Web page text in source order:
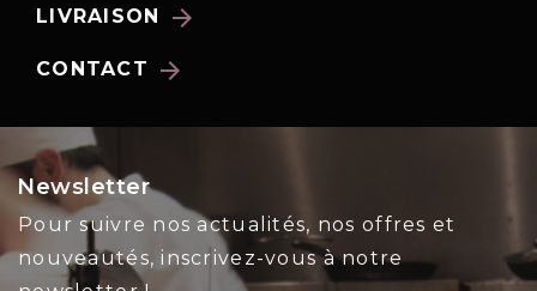
LIVRAISON arrow_forward
CONTACT arrow_forward
Newsletter
Pour suivre nos actualités, nos offres et
nouveautés, inscrivez-vous à notre